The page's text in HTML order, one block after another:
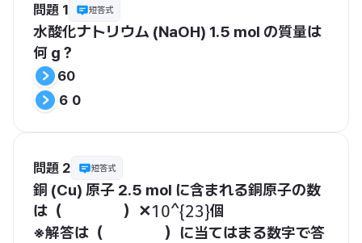
問題 1 短答式
水酸化ナトリウム (NaOH) 1.5 mol の質量は
何 g？
60
６０
問題 2 短答式
銅 (Cu) 原子 2.5 mol に含まれる銅原子の数
は（　　　　）✕​10^{23}​個
※解答は（　　　　）に当てはまる数字で答